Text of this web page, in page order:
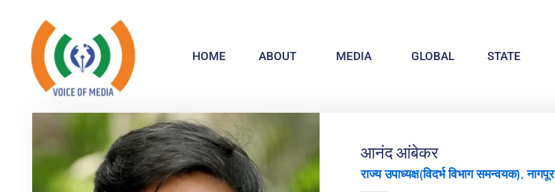
HOME ABOUT MEDIA GLOBAL STATE
आनंद आंबेकर
राज्य उपाध्यक्ष(विदर्भ विभाग समन्वयक), नागपूर